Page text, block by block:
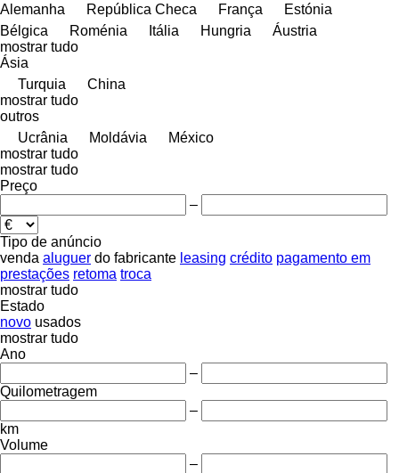
Alemanha
República Checa França
Estónia
Bélgica
Roménia Itália Hungria
Áustria
mostrar tudo
Ásia
Turquia
China
mostrar tudo
outros
Ucrânia
Moldávia
México
mostrar tudo
mostrar tudo
Preço
–
Tipo de anúncio
venda aluguer do fabricante leasing crédito pagamento em
prestações retoma troca
mostrar tudo
Estado
novo usados
mostrar tudo
Ano
–
Quilometragem
–
km
Volume
–